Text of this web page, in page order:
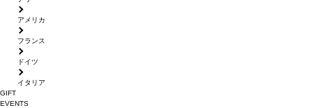
アメリカ
フランス
ドイツ
イタリア
GIFT
EVENTS